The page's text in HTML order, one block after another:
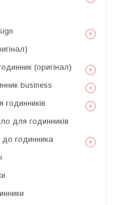
(оригінал)
business
годинників
для годинників
годинника